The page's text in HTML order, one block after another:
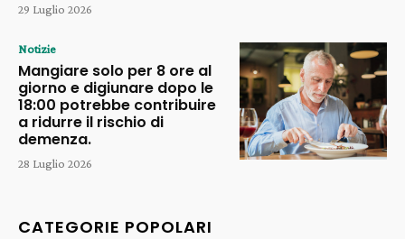
29 Luglio 2026
Notizie
Mangiare solo per 8 ore al
giorno e digiunare dopo le
18:00 potrebbe contribuire
a ridurre il rischio di
demenza.
28 Luglio 2026
CATEGORIE POPOLARI